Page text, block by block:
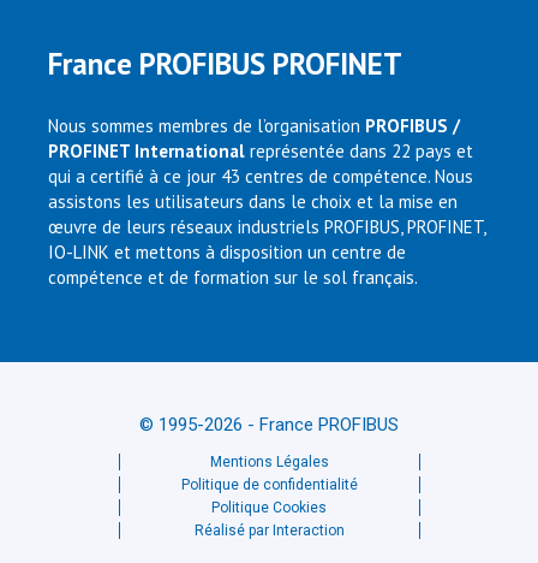
France PROFIBUS PROFINET
Nous sommes membres de l’organisation PROFIBUS /
PROFINET International représentée dans 22 pays et
qui a certifié à ce jour 43 centres de compétence. Nous
assistons les utilisateurs dans le choix et la mise en
œuvre de leurs réseaux industriels PROFIBUS, PROFINET,
IO-LINK et mettons à disposition un centre de
compétence et de formation sur le sol français.
© 1995-2026 - France PROFIBUS
Mentions Légales
Politique de confidentialité
Politique Cookies
Réalisé par Interaction